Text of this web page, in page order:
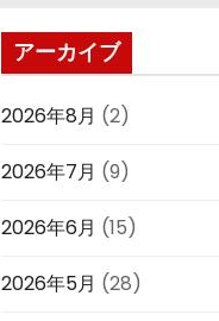
アーカイブ
2026年8月 (2)
2026年7月 (9)
2026年6月 (15)
2026年5月 (28)